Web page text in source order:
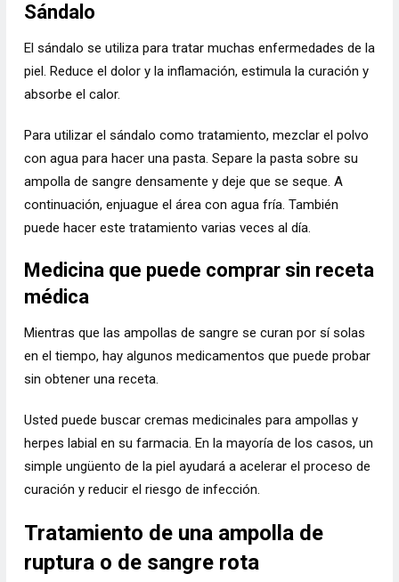
Sándalo
El sándalo se utiliza para tratar muchas enfermedades de la
piel. Reduce el dolor y la inflamación, estimula la curación y
absorbe el calor.
Para utilizar el sándalo como tratamiento, mezclar el polvo
con agua para hacer una pasta. Separe la pasta sobre su
ampolla de sangre densamente y deje que se seque. A
continuación, enjuague el área con agua fría. También
puede hacer este tratamiento varias veces al día.
Medicina que puede comprar sin receta
médica
Mientras que las ampollas de sangre se curan por sí solas
en el tiempo, hay algunos medicamentos que puede probar
sin obtener una receta.
Usted puede buscar cremas medicinales para ampollas y
herpes labial en su farmacia. En la mayoría de los casos, un
simple ungüento de la piel ayudará a acelerar el proceso de
curación y reducir el riesgo de infección.
Tratamiento de una ampolla de
ruptura o de sangre rota